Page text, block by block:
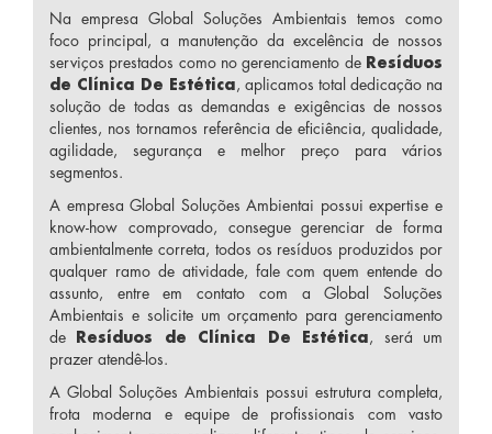
Na empresa Global Soluções Ambientais temos como
foco principal, a manutenção da excelência de nossos
serviços prestados como no gerenciamento de Resíduos
de Clínica De Estética , aplicamos total dedicação na
solução de todas as demandas e exigências de nossos
clientes, nos tornamos referência de eficiência, qualidade,
agilidade, segurança e melhor preço para vários
segmentos.
A empresa Global Soluções Ambientai possui expertise e
know-how comprovado, consegue gerenciar de forma
ambientalmente correta, todos os resíduos produzidos por
qualquer ramo de atividade, fale com quem entende do
assunto, entre em contato com a Global Soluções
Ambientais e solicite um orçamento para gerenciamento
de
Resíduos de Clínica De Estética , será um
prazer atendê-los.
A Global Soluções Ambientais possui estrutura completa,
frota moderna e equipe de profissionais com vasto